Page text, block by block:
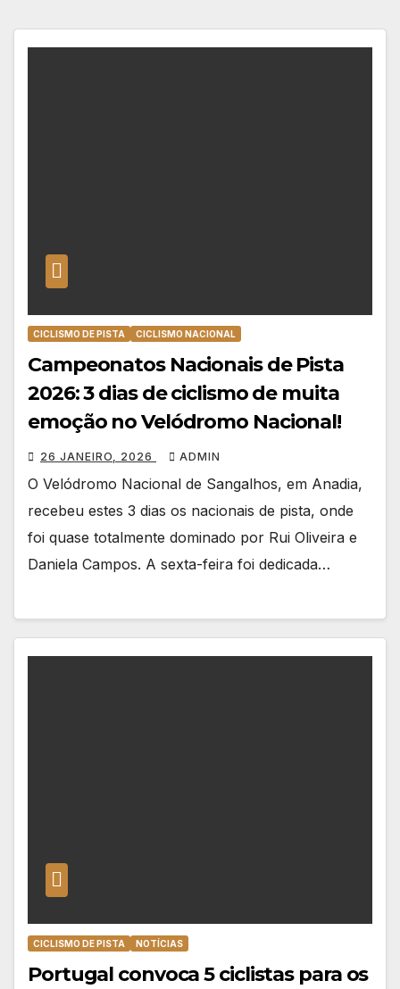
CICLISMO DE PISTA CICLISMO NACIONAL
Campeonatos Nacionais de Pista
2026: 3 dias de ciclismo de muita
emoção no Velódromo Nacional!
26 JANEIRO, 2026 ADMIN
O Velódromo Nacional de Sangalhos, em Anadia,
recebeu estes 3 dias os nacionais de pista, onde
foi quase totalmente dominado por Rui Oliveira e
Daniela Campos. A sexta-feira foi dedicada…
CICLISMO DE PISTA NOTÍCIAS
Portugal convoca 5 ciclistas para os